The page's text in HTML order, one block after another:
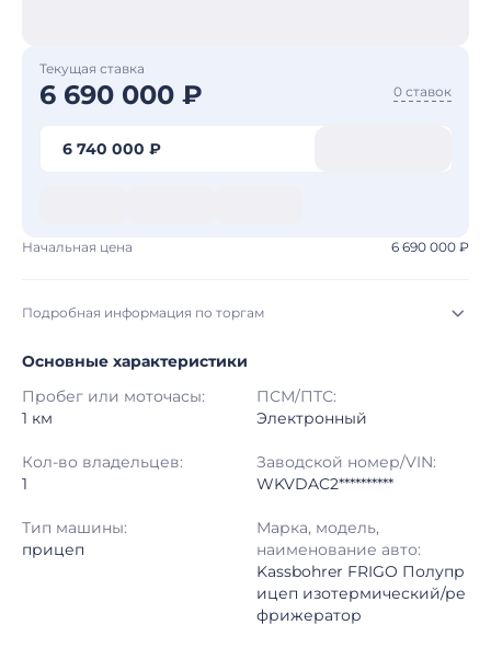
Текущая ставка
6 690 000 ₽ 0 ставок
6 740 000 ₽
Начальная цена 6 690 000 ₽
Подробная информация по торгам
Начало торгов: 03.08.2026, 09:10 МСК
Конец торгов: 10.08.2026, 09:10 МСК
Тип аукциона: Открытые торги
Шаг торгов: 50 000 ₽
Основные характеристики
Пробег или моточасы:
1 км
ПСМ/ПТС:
Электронный
Кол-во владельцев:
1
Заводской номер/VIN:
WKVDAC2**********
Тип машины:
прицеп
Марка, модель,
наименование авто:
Kassbohrer FRIGO Полупр
ицеп изотермический/ре
фрижератор